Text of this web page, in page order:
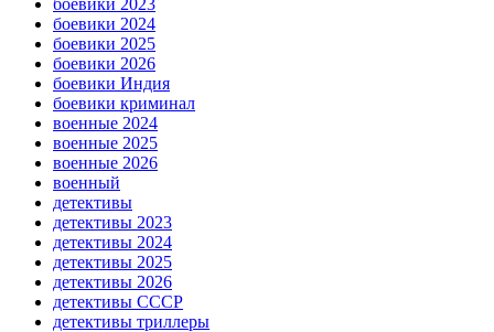
боевики 2023
боевики 2024
боевики 2025
боевики 2026
боевики Индия
боевики криминал
военные 2024
военные 2025
военные 2026
военный
детективы
детективы 2023
детективы 2024
детективы 2025
детективы 2026
детективы СССР
детективы триллеры